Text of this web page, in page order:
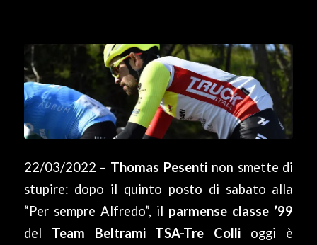
22/03/2022 – Thomas Pesenti non smette di
stupire: dopo il quinto posto di sabato alla
“Per sempre Alfredo”, il parmense classe ’99
del Team Beltrami TSA-Tre Colli oggi è